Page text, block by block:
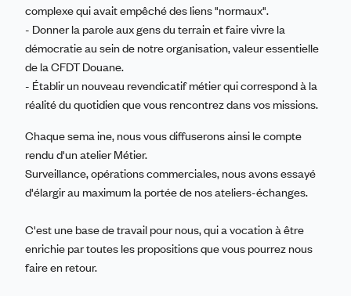
complexe qui avait empêché des liens "normaux".
- Donner la parole aux gens du terrain et faire vivre la
démocratie au sein de notre organisation, valeur essentielle
de la CFDT Douane.
- Établir un nouveau revendicatif métier qui correspond à la
réalité du quotidien que vous rencontrez dans vos missions.
Chaque sema ine, nous vous diffuserons ainsi le compte
rendu d'un atelier Métier.
Surveillance, opérations commerciales, nous avons essayé
d'élargir au maximum la portée de nos ateliers-échanges.
C'est une base de travail pour nous, qui a vocation à être
enrichie par toutes les propositions que vous pourrez nous
faire en retour.